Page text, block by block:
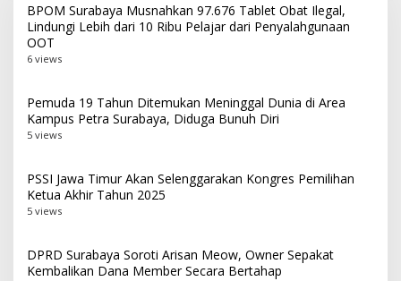
BPOM Surabaya Musnahkan 97.676 Tablet Obat Ilegal,
Lindungi Lebih dari 10 Ribu Pelajar dari Penyalahgunaan
OOT
6 views
Pemuda 19 Tahun Ditemukan Meninggal Dunia di Area
Kampus Petra Surabaya, Diduga Bunuh Diri
5 views
PSSI Jawa Timur Akan Selenggarakan Kongres Pemilihan
Ketua Akhir Tahun 2025
5 views
DPRD Surabaya Soroti Arisan Meow, Owner Sepakat
Kembalikan Dana Member Secara Bertahap